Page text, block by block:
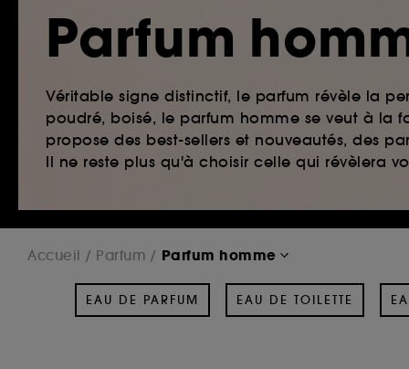
Parfum
Véritable signe distinctif, le parfum révèle la
poudré, boisé, le parfum homme se veut à la
propose des best-sellers et nouveautés, des
Il ne reste plus qu'à choisir celle qui révèlera
Accueil Parfum Parfum homme
EAU DE PARFUM EAU DE TOILETTE